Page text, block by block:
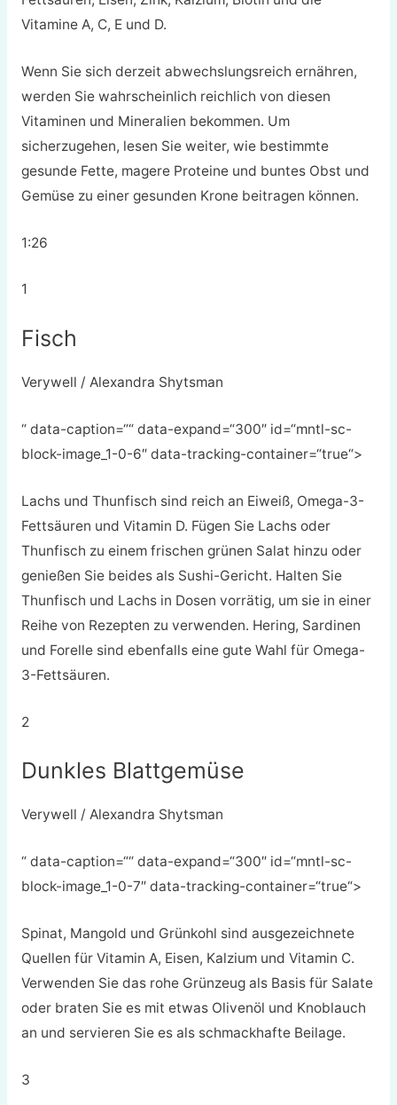
Vitamine A, C, E und D.
Wenn Sie sich derzeit abwechslungsreich ernähren,
werden Sie wahrscheinlich reichlich von diesen
Vitaminen und Mineralien bekommen. Um
sicherzugehen, lesen Sie weiter, wie bestimmte
gesunde Fette, magere Proteine und buntes Obst und
Gemüse zu einer gesunden Krone beitragen können.
1:26
1
Fisch
Verywell / Alexandra Shytsman
“ data-caption=““ data-expand=“300″ id=“mntl-sc-
block-image_1-0-6″ data-tracking-container=“true“>
Lachs und Thunfisch sind reich an Eiweiß, Omega-3-
Fettsäuren und Vitamin D. Fügen Sie Lachs oder
Thunfisch zu einem frischen grünen Salat hinzu oder
genießen Sie beides als Sushi-Gericht. Halten Sie
Thunfisch und Lachs in Dosen vorrätig, um sie in einer
Reihe von Rezepten zu verwenden. Hering, Sardinen
und Forelle sind ebenfalls eine gute Wahl für Omega-
3-Fettsäuren.
2
Dunkles Blattgemüse
Verywell / Alexandra Shytsman
“ data-caption=““ data-expand=“300″ id=“mntl-sc-
block-image_1-0-7″ data-tracking-container=“true“>
Spinat, Mangold und Grünkohl sind ausgezeichnete
Quellen für Vitamin A, Eisen, Kalzium und Vitamin C.
Verwenden Sie das rohe Grünzeug als Basis für Salate
oder braten Sie es mit etwas Olivenöl und Knoblauch
an und servieren Sie es als schmackhafte Beilage.
3